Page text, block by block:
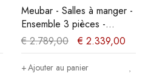
Meubar - Salles à manger -
Ensemble 3 pièces -
Chêne/Noir
€2.789,00 € 2.339,00
Ajouter au panier